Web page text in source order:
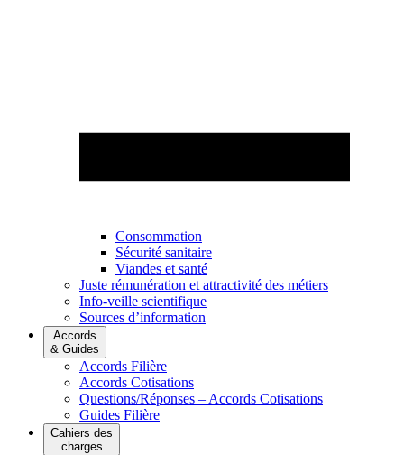
Consommation
Sécurité sanitaire
Viandes et santé
Juste rémunération et attractivité des métiers
Info-veille scientifique
Sources d’information
Accords
& Guides
Accords Filière
Accords Cotisations
Questions/Réponses – Accords Cotisations
Guides Filière
Cahiers des
charges